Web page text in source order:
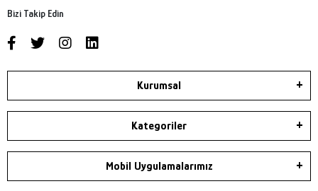
Bizi Takip Edin
Kurumsal
Kategoriler
Mobil Uygulamalarımız